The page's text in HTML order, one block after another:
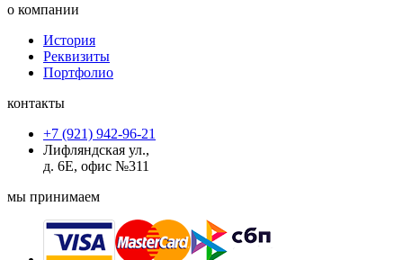
о компании
История
Реквизиты
Портфолио
контакты
+7 (921) 942-96-21
Лифляндская ул.,
д. 6Е, офис №311
мы принимаем